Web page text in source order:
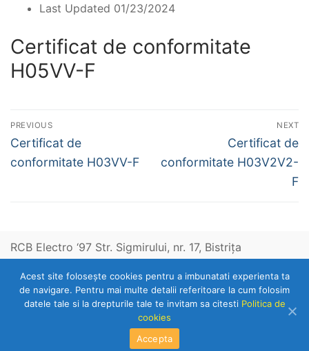
Last Updated 01/23/2024
Certificat de conformitate
H05VV-F
Navigare
în
articole
PREVIOUS
Previous
post:
Certificat de
conformitate H03VV-F
NEXT
Next
post:
Certificat de
conformitate H03V2V2-
F
RCB Electro ‘97 Str. Sigmirului, nr. 17, Bistriţa
Telefon: 0263-236153
Copyright © 2026 RCB Electro 97
Acest site foloseşte cookies pentru a imbunatati experienta ta
de navigare. Pentru mai multe detalii referitoare la cum folosim
datele tale si la drepturile tale te invitam sa citesti Politica de
cookies
Accepta